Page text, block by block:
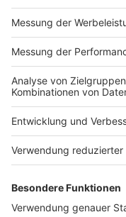
Diese Menschen
Düsseldorf für euch
Nachrichten aus
Das schreibt Wiki
Anzeige
Folge uns für